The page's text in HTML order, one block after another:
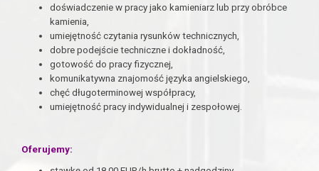
doświadczenie w pracy jako kamieniarz lub przy obróbce
kamienia,
umiejętność czytania rysunków technicznych,
dobre podejście techniczne i dokładność,
gotowość do pracy fizycznej,
komunikatywna znajomość języka angielskiego,
chęć długoterminowej współpracy,
umiejętność pracy indywidualnej i zespołowej.
Oferujemy: